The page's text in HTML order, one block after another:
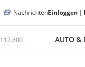
NachrichtenEinloggen |
112.800 AUTO &